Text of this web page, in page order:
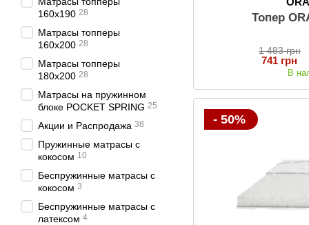
Топер
1 483 грн
741 грн
В
- 50%
160х190 28
Матрасы топперы
160х200 28
Матрасы топперы
180х200 28
Матрасы на пружинном
блоке POCKET SPRING 25
Акции и Распродажа 38
Пружинные матрасы с
кокосом 10
Беспружинные матрасы с
кокосом 3
Беспружинные матрасы с
латексом 4